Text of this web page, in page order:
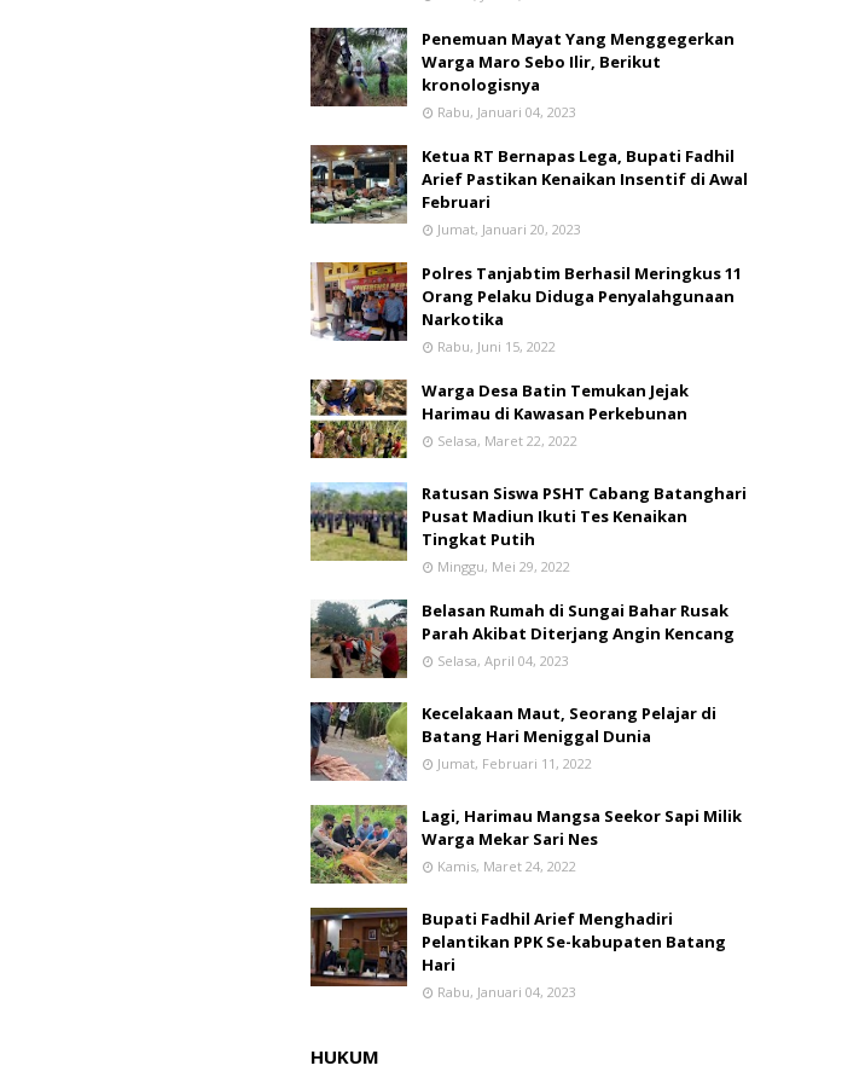
Penemuan Mayat Yang Menggegerkan
Warga Maro Sebo Ilir, Berikut
kronologisnya
Rabu, Januari 04, 2023
Ketua RT Bernapas Lega, Bupati Fadhil
Arief Pastikan Kenaikan Insentif di Awal
Februari
Jumat, Januari 20, 2023
Polres Tanjabtim Berhasil Meringkus 11
Orang Pelaku Diduga Penyalahgunaan
Narkotika
Rabu, Juni 15, 2022
Warga Desa Batin Temukan Jejak
Harimau di Kawasan Perkebunan
Selasa, Maret 22, 2022
Ratusan Siswa PSHT Cabang Batanghari
Pusat Madiun Ikuti Tes Kenaikan
Tingkat Putih
Minggu, Mei 29, 2022
Belasan Rumah di Sungai Bahar Rusak
Parah Akibat Diterjang Angin Kencang
Selasa, April 04, 2023
Kecelakaan Maut, Seorang Pelajar di
Batang Hari Meniggal Dunia
Jumat, Februari 11, 2022
Lagi, Harimau Mangsa Seekor Sapi Milik
Warga Mekar Sari Nes
Kamis, Maret 24, 2022
Bupati Fadhil Arief Menghadiri
Pelantikan PPK Se-kabupaten Batang
Hari
Rabu, Januari 04, 2023
HUKUM